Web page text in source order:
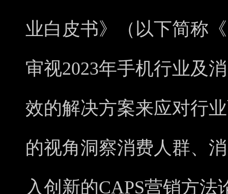
业白皮书》（以下简称
审视2023年手机行业及
效的解决方案来应对行
的视角洞察消费人群、
入创新的CAPS营销方